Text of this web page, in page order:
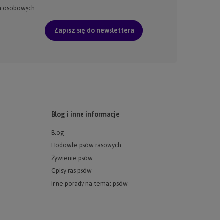
osobowych
Zapisz się do newslettera
Blog i inne informacje
Blog
Hodowle psów rasowych
Żywienie psów
Opisy ras psów
Inne porady na temat psów